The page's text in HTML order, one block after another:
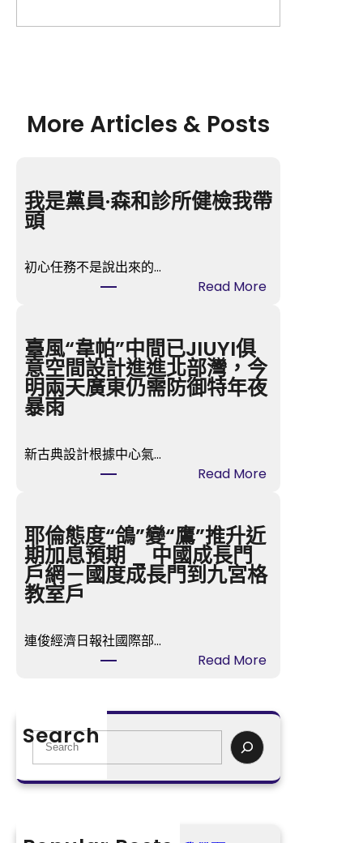
More Articles & Posts
我是黨員·森和診所健檢我帶
頭
初心任務不是說出來的…
Read More:
員
·
森
健
帶
臺風“韋帕”中間已JIUYI俱
意空間設計進進北部灣，今
明兩天廣東仍需防御特年夜
暴雨
新古典設計根據中心氣…
Read More:
中
間
意
間
進
耶倫態度“鴿”變“鷹”推升近
期加息預期 _ 中國成長門
戶網－國度成長門到九宮格
教室戶
連俊經濟日報社國際部…
Read More:
態
變
Search
S
e
a
h